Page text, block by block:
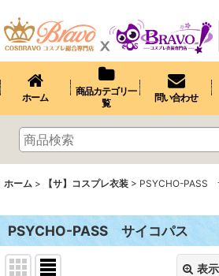
ホーム
商品カテゴリ一
覧
問い合わせ
ホーム > 【サ】コスプレ衣装 > PSYCHO-PASS
PSYCHO-PASS サイコパス
表